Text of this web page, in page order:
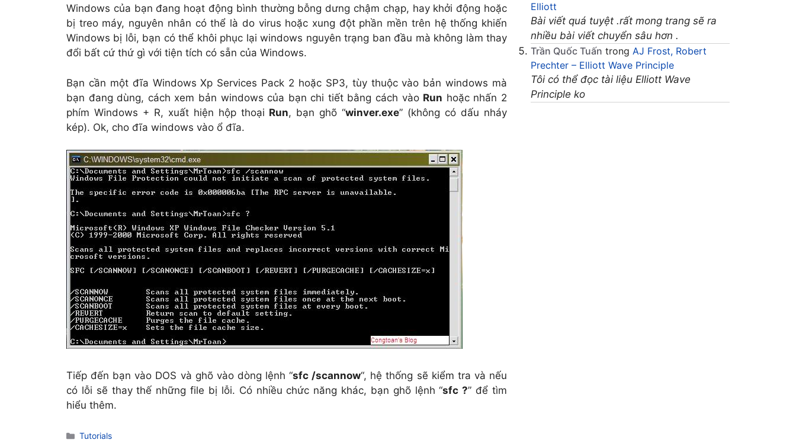
Windows của bạn đang hoạt động bình thường bỗng dưng chậm chạp, hay khởi động hoặc
bị treo máy, nguyên nhân có thể là do virus hoặc xung đột phần mền trên hệ thống khiến
Windows bị lỗi, bạn có thể khôi phục lại windows nguyên trạng ban đầu mà không làm thay
đổi bất cứ thứ gì với tiện tích có sẵn của Windows.
Bạn cần một đĩa Windows Xp Services Pack 2 hoặc SP3, tùy thuộc vào bản windows mà
bạn đang dùng, cách xem bản windows của bạn chi tiết bằng cách vào Run hoặc nhấn 2
phím Windows + R, xuất hiện hộp thoại Run, bạn ghõ “winver.exe” (không có dấu nháy
kép). Ok, cho đĩa windows vào ổ đĩa.
Tiếp đến bạn vào DOS và ghõ vào dòng lệnh “sfc /scannow“, hệ thống sẽ kiểm tra và nếu
có lỗi sẽ thay thế những file bị lỗi. Có nhiều chức năng khác, bạn ghõ lệnh “sfc ?” để tìm
hiểu thêm.
Danh
Tutorials
Elliott
Bài viết quá tuyệt .rất mong trang sẽ ra
nhiều bài viết chuyển sâu hơn .
Trần Quốc Tuấn trong AJ Frost, Robert
Prechter – Elliott Wave Principle
Tôi có thể đọc tài liệu Elliott Wave
Principle ko